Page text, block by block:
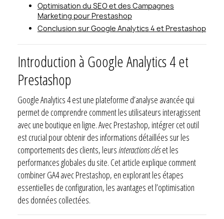
Optimisation du SEO et des Campagnes
Marketing pour Prestashop
Conclusion sur Google Analytics 4 et Prestashop
Introduction à Google Analytics 4 et
Prestashop
Google Analytics 4 est une plateforme d’analyse avancée qui
permet de comprendre comment les utilisateurs interagissent
avec une boutique en ligne. Avec Prestashop, intégrer cet outil
est crucial pour obtenir des informations détaillées sur les
comportements des clients, leursinteractions cléset les
performances globales du site. Cet article explique comment
combiner GA4 avec Prestashop, en explorant les étapes
essentielles de configuration, les avantages et l’optimisation
des données collectées.